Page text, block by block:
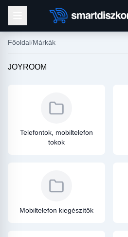
Főoldal Márkák
JOYROOM
Telefontok, mobiltelefon
tokok
Mobiltelefon kiegészítők